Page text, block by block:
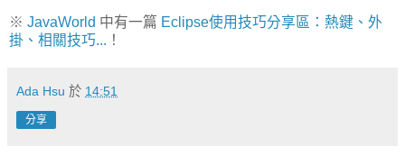
※ JavaWorld 中有一篇 Eclipse使用技巧分享區：熱鍵、外
掛、相關技巧... ！
Ada Hsu 於 14:51
分享